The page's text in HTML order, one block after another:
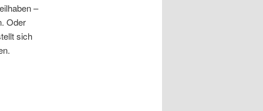
–
Oder
sich